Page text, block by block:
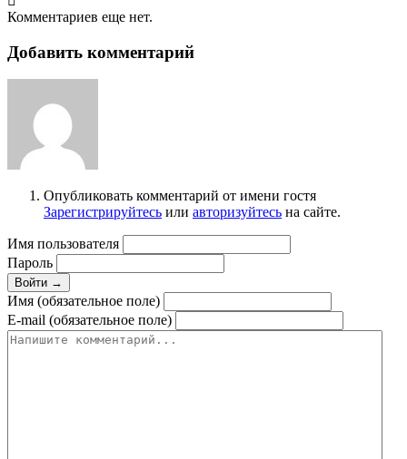
Комментариев еще нет.
Добавить комментарий
Опубликовать комментарий от имени гостя
Зарегистрируйтесь или авторизуйтесь на сайте.
Имя пользователя
Пароль
Войти →
Имя (обязательное поле)
E-mail (обязательное поле)